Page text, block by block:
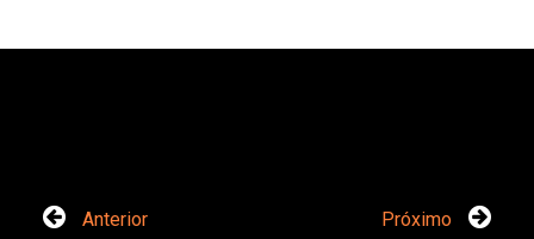
Anterior Próximo